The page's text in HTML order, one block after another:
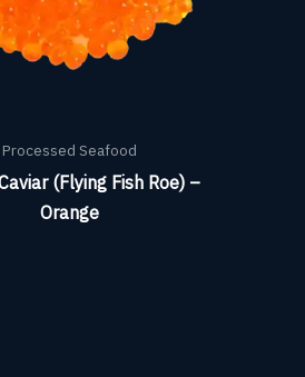
Processed Seafood
(Flying Fish Roe) –
Orange